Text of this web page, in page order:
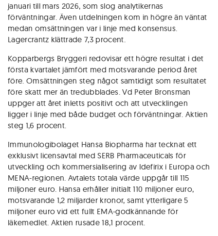
januari till mars 2026, som slog analytikernas
förväntningar. Även utdelningen kom in högre än väntat
medan omsättningen var i linje med konsensus.
Lagercrantz klättrade 7,3 procent.
Kopparbergs Bryggeri redovisar ett högre resultat i det
första kvartalet jämfört med motsvarande period året
före. Omsättningen steg något samtidigt som resultatet
före skatt mer än tredubblades. Vd Peter Bronsman
uppger att året inletts positivt och att utvecklingen
ligger i linje med både budget och förväntningar. Aktien
steg 1,6 procent.
Immunologibolaget Hansa Biopharma har tecknat ett
exklusivt licensavtal med SERB Pharmaceuticals för
utveckling och kommersialisering av Idefirix i Europa och
MENA-regionen. Avtalets totala värde uppgår till 115
miljoner euro. Hansa erhåller initialt 110 miljoner euro,
motsvarande 1,2 miljarder kronor, samt ytterligare 5
miljoner euro vid ett fullt EMA-godkännande för
läkemedlet. Aktien rusade 18,1 procent.